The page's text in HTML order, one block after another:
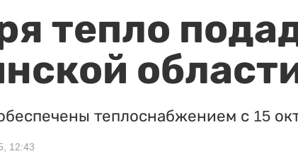
тепло
теплоснабжением с 15
12:43